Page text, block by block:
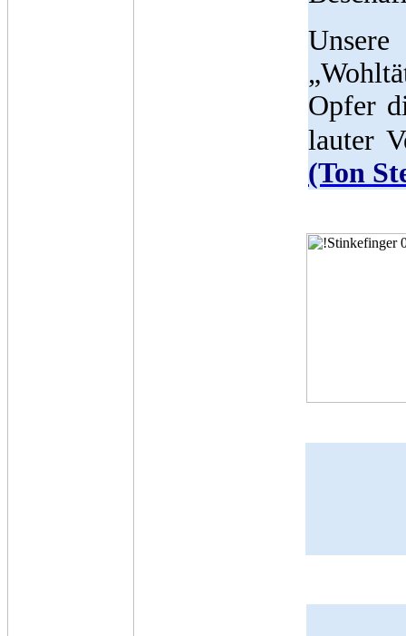
Opfer
lauter
(Ton